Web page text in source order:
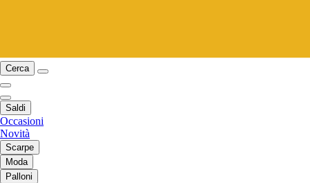
Cerca
Saldi
Occasioni
Novità
Scarpe
Moda
Palloni